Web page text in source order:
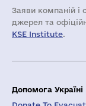
Заяви компаній i
джерел та
KSE Institute.
Допомога Україні